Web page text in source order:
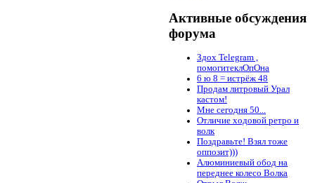
Активные обсуждения
форума
Здох Telegram ,
помогитеклОпОна
6 ю 8 = истрёж 48
Продам литровый Урал
кастом!
Мне сегодня 50...
Отличие ходовой ретро и
волк
Поздравьте! Взял тоже
оппозит)))
Алюминиевый обод на
переднее колесо Волка